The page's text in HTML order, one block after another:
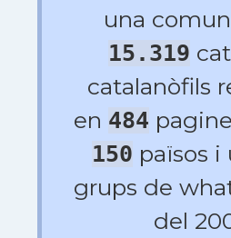
una
15.319
catalanòfils
en 484
150 països i
grups de
del